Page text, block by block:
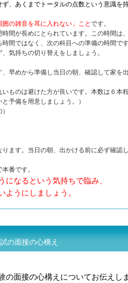
、あくまでトータルの点数という意識を
の雑音を耳に入れない」こと です。
間が長めにとられています。この時間は
間ではなく、次の科目への準備の時間で
気持ちの切り替えをしましょう。
、早めから準備し当日の朝、確認して家を
ものは避けた方が良いです。本数は６本
予備を用意しましょう。）
ります。当日の朝、出かける前に必ず確認
番です。
になるという気持ちで臨み、
ようにしましょう。
の面接の心構え
の面接の心構えについてお伝えし